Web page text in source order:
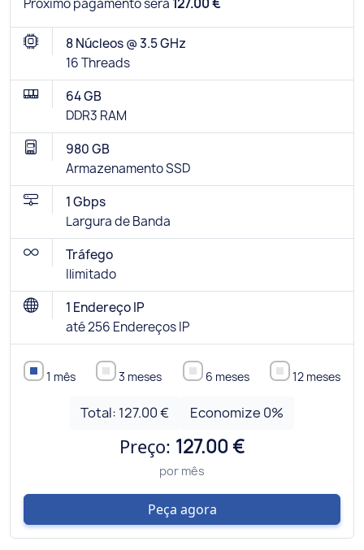
Próximo pagamento será 127.00 €
8 Núcleos @ 3.5 GHz
16 Threads
64 GB
DDR3 RAM
980 GB
Armazenamento SSD
1 Gbps
Largura de Banda
Tráfego
Ilimitado
1 Endereço IP
até 256 Endereços IP
1 mês 3 meses 6 meses 12 meses
Total: 127.00 € Economize 0%
Preço: 127.00 €
por mês
Peça agora